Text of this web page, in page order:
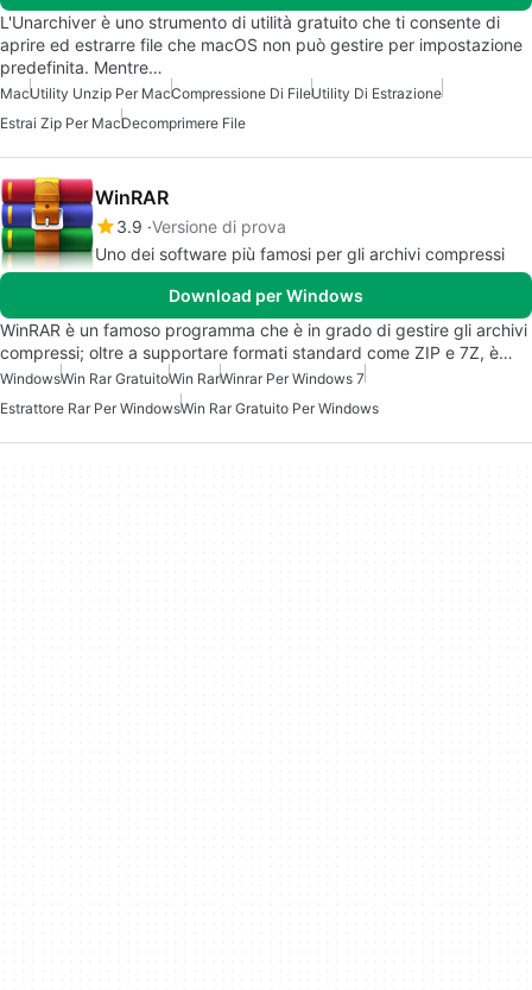
L'Unarchiver è uno strumento di utilità gratuito che ti consente di
aprire ed estrarre file che macOS non può gestire per impostazione
predefinita. Mentre…
MacUtility Unzip Per MacCompressione Di FileUtility Di Estrazione
Estrai Zip Per MacDecomprimere File
WinRAR
3.9 Versione di prova
Uno dei software più famosi per gli archivi compressi
Download per Windows
WinRAR è un famoso programma che è in grado di gestire gli archivi
compressi; oltre a supportare formati standard come ZIP e 7Z, è…
WindowsWin Rar GratuitoWin RarWinrar Per Windows 7
Estrattore Rar Per WindowsWin Rar Gratuito Per Windows